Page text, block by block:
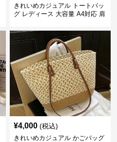
きれいめカジュアル トートバッ
グ レディース 大容量 A4対応 肩
¥4,000 (税込)
きれいめカジュアル かごバッグ